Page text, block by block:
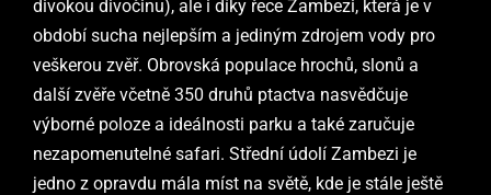
divokou divočinu), ale i díky řece Zambezi, která je v
období sucha nejlepším a jediným zdrojem vody pro
veškerou zvěř. Obrovská populace hrochů, slonů a
další zvěře včetně 350 druhů ptactva nasvědčuje
výborné poloze a ideálnosti parku a také zaručuje
nezapomenutelné safari. Střední údolí Zambezi je
jedno z opravdu mála míst na světě, kde je stále ještě